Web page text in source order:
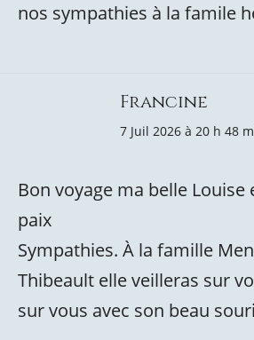
nos sympathies à la famile
Francine
7 Juil 2026 à 20 h 48
Bon voyage ma belle Louise
paix
Sympathies. À la famille
Thibeault elle veilleras sur
sur vous avec son beau